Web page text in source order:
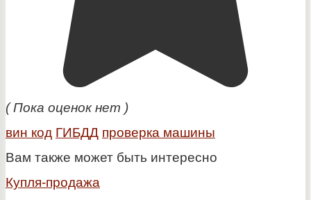
( Пока оценок нет )
вин код ГИБДД проверка машины
Вам также может быть интересно
Купля-продажа